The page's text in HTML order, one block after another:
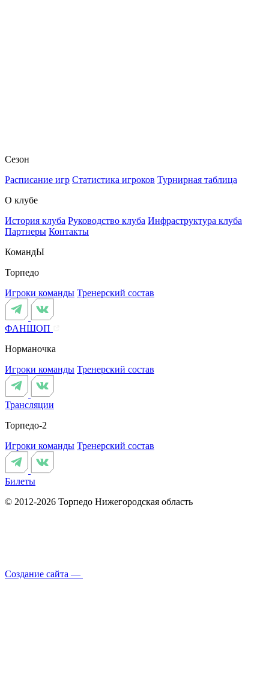
Сезон
Расписание игр Статистика игроков Турнирная таблица
О клубе
История клуба Руководство клуба Инфраструктура клуба
Партнеры Контакты
КомандЫ
Торпедо
Игроки команды Тренерский состав
ФАНШОП
Норманочка
Игроки команды Тренерский состав
Трансляции
Торпедо-2
Игроки команды Тренерский состав
Билеты
© 2012-2026 Торпедо Нижегородская область
Создание сайта —